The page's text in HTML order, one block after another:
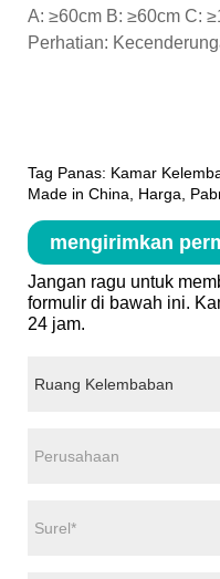
A: ≥60cm B: ≥60cm C:
Perhatian:
Tag Panas: Kamar
Made in China, Harga,
mengirimkan
Jangan ragu untuk
formulir di bawah ini.
24 jam.